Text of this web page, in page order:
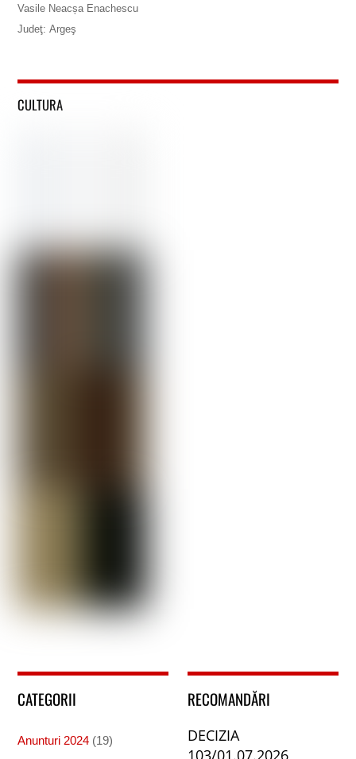
Vasile Neacșa Enachescu
Judeţ: Argeş
CULTURA
CATEGORII
Anunturi 2024 (19)
RECOMANDĂRI
DECIZIA
103/01.07.2026